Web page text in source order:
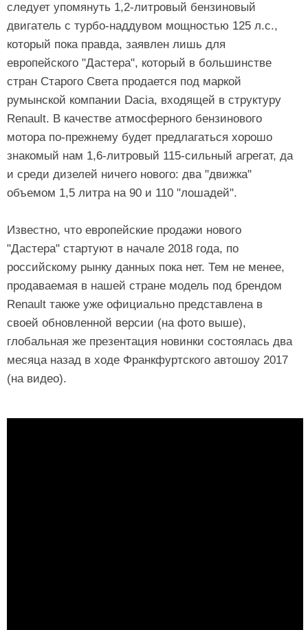
следует упомянуть 1,2-литровый бензиновый
двигатель с турбо-наддувом мощностью 125 л.с.,
который пока правда, заявлен лишь для
европейского "Дастера", который в большинстве
стран Старого Света продается под маркой
румынской компании Dacia, входящей в структуру
Renault. В качестве атмосферного бензинового
мотора по-прежнему будет предлагаться хорошо
знакомый нам 1,6-литровый 115-сильный агрегат, да
и среди дизелей ничего нового: два "движка"
объемом 1,5 литра на 90 и 110 "лошадей".
Известно, что европейские продажи нового
"Дастера" стартуют в начале 2018 года, по
российскому рынку данных пока нет. Тем не менее,
продаваемая в нашей стране модель под брендом
Renault также уже официально представлена в
своей обновленной версии (на фото выше),
глобальная же презентация новинки состоялась два
месяца назад в ходе Франкфуртского автошоу 2017
(на видео).